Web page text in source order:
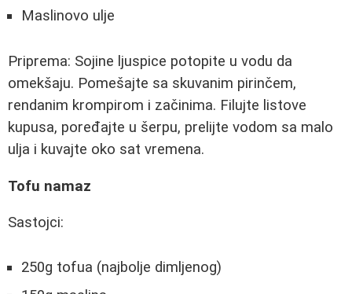
Maslinovo ulje
Priprema: Sojine ljuspice potopite u vodu da
omekšaju. Pomešajte sa skuvanim pirinčem,
rendanim krompirom i začinima. Filujte listove
kupusa, poređajte u šerpu, prelijte vodom sa malo
ulja i kuvajte oko sat vremena.
Tofu namaz
Sastojci:
250g tofua (najbolje dimljenog)